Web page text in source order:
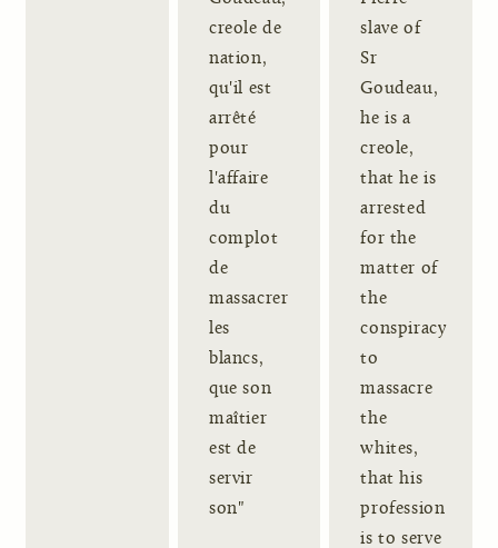
creole de
nation,
qu'il est
arrêté
pour
l'affaire
du
complot
de
massacrer
les
blancs,
que son
maîtier
est de
servir
son"
slave of
Sr
Goudeau,
he is a
creole,
that he is
arrested
for the
matter of
the
conspiracy
to
massacre
the
whites,
that his
profession
is to serve